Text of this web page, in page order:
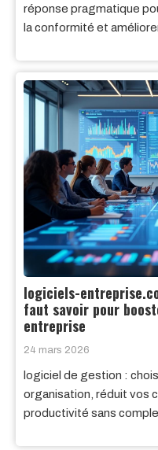
réponse pragmatique
la conformité et
logiciels-
faut savoir pour
entreprise
24 mars 2026
logiciel de gestion :
organisation, réduit vos
productivité sans